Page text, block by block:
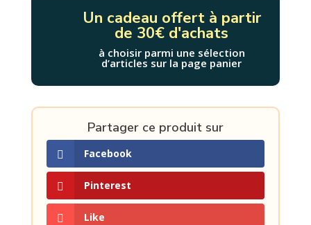
Un cadeau offert à partir
de 30€ d'achats
à choisir parmi une sélection
d’articles sur la page panier
Partager ce produit sur
Facebook
Pinterest
Like